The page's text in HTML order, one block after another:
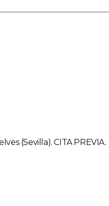
(Sevilla). CITA PREVIA.